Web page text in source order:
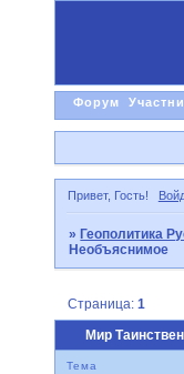
Форум
Привет, Гость!
»Геополитика
Необъяснимое
Мир
Страница:1
Тема